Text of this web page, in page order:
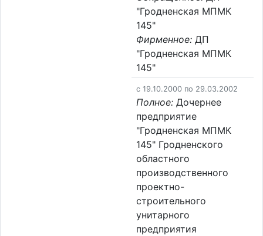
"Гродненская МПМК
145"
Фирменное: ДП
"Гродненская МПМК
145"
c 19.10.2000 по 29.03.2002
Полное: Дочернее
предприятие
"Гродненская МПМК
145" Гродненского
областного
производственного
проектно-
строительного
унитарного
предприятия